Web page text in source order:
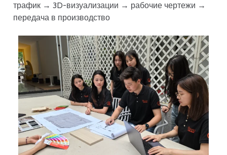
трафик → 3D-визуализации → рабочие чертежи →
передача в производство